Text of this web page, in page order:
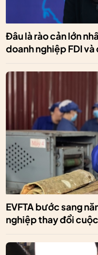
Đâu là rào cản lớn
doanh nghiệp FDI
EVFTA bước sang
nghiệp thay đổi